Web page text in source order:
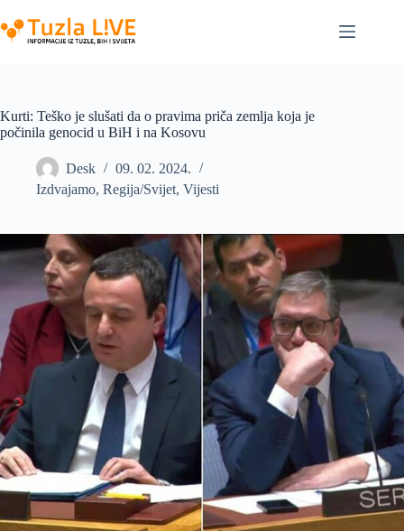
to
content
Kurti: Teško je slušati da o pravima priča zemlja koja je
počinila genocid u BiH i na Kosovu
Desk
09. 02. 2024.
Izdvajamo, Regija/Svijet, Vijesti